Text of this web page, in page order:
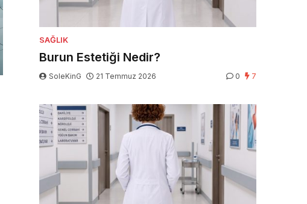
SAĞLIK
Burun Estetiği Nedir?
SoleKinG 21 Temmuz 2026 0 7